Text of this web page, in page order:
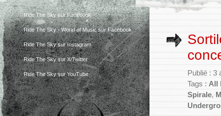
Ride The Sky sur Facebook
Ride The Sky - World of Music sur Facebook
Ride The Sky sur Instagram
Ride The Sky sur X/Twitter
Ride The Sky sur YouTube
Publié : 3
Tags : All
Spirale,